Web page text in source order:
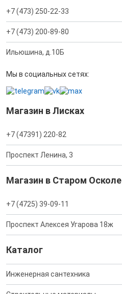
+7 (473) 250-22-33
+7 (473) 200-89-80
Ильюшина, д.10Б
Мы в социальных сетях:
Магазин в Лисках
+7 (47391) 220-82
Проспект Ленина, 3
Магазин в Старом Осколе
+7 (4725) 39-09-11
Проспект Алексея Угарова 18ж
Каталог
Инженерная сантехника